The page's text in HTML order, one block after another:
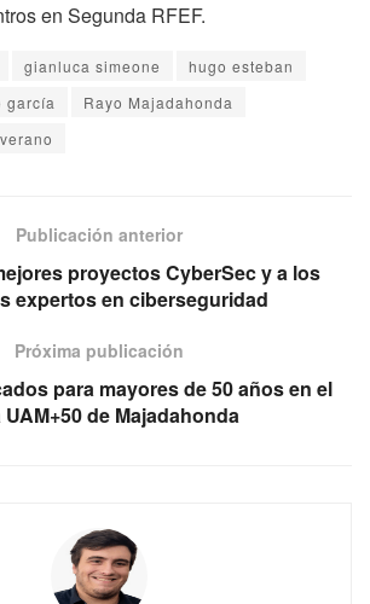
en Segunda RFEF.
gianluca simeone
hugo esteban
garcía
Rayo Majadahonda
verano
Publicación anterior
proyectos CyberSec y a los
expertos en ciberseguridad
Próxima publicación
para mayores de 50 años en el
de Majadahonda